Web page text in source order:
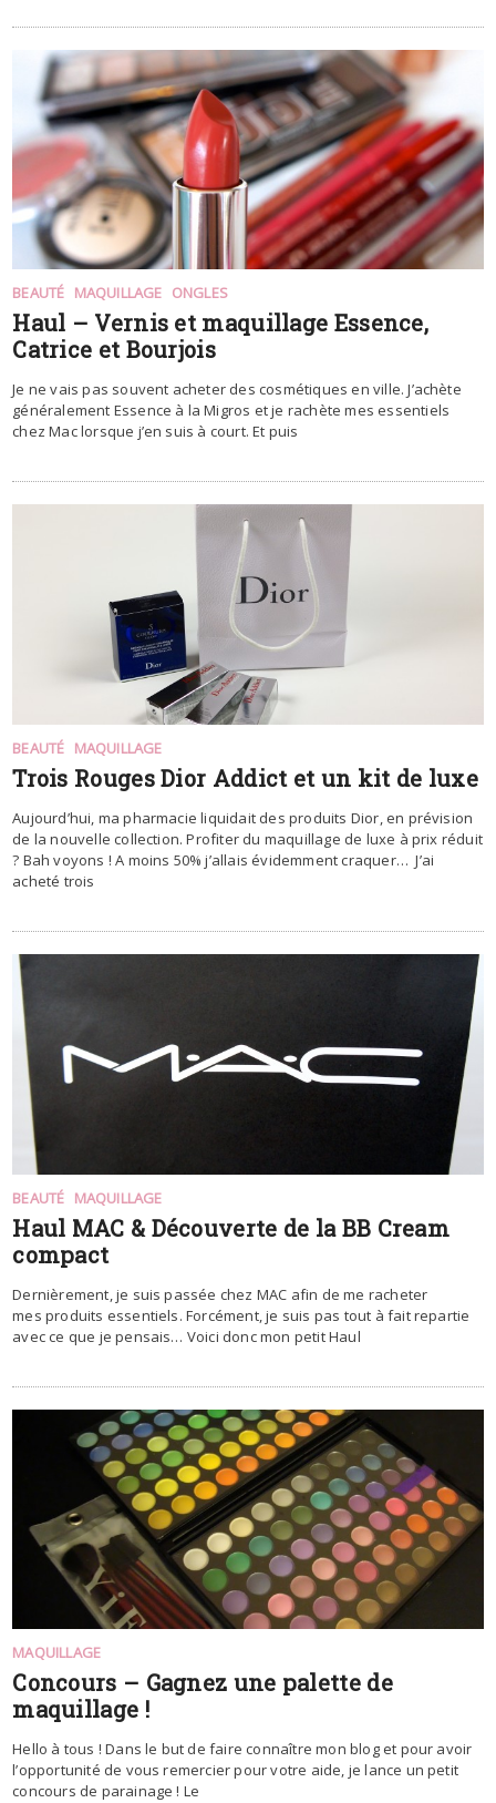
BEAUTÉ MAQUILLAGE ONGLES
Haul – Vernis et maquillage Essence,
Catrice et Bourjois
Je ne vais pas souvent acheter des cosmétiques en ville. J’achète
généralement Essence à la Migros et je rachète mes essentiels
chez Mac lorsque j’en suis à court. Et puis
BEAUTÉ MAQUILLAGE
Trois Rouges Dior Addict et un kit de luxe
Aujourd’hui, ma pharmacie liquidait des produits Dior, en prévision
de la nouvelle collection. Profiter du maquillage de luxe à prix réduit
? Bah voyons ! A moins 50% j’allais évidemment craquer… J’ai
acheté trois
BEAUTÉ MAQUILLAGE
Haul MAC & Découverte de la BB Cream
compact
Dernièrement, je suis passée chez MAC afin de me racheter
mes produits essentiels. Forcément, je suis pas tout à fait repartie
avec ce que je pensais… Voici donc mon petit Haul
MAQUILLAGE
Concours – Gagnez une palette de
maquillage !
Hello à tous ! Dans le but de faire connaître mon blog et pour avoir
l’opportunité de vous remercier pour votre aide, je lance un petit
concours de parainage ! Le